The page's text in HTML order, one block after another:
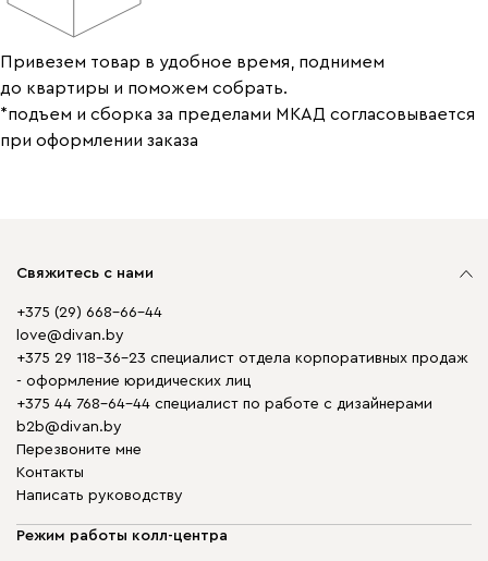
Привезем товар в удобное время, поднимем
до квартиры и поможем собрать.
*подъем и сборка за пределами МКАД согласовывается
при оформлении заказа
Свяжитесь с нами
+375 (29) 668-66-44
love@divan.by
+375 29 118-36-23 специалист отдела корпоративных продаж
- оформление юридических лиц
+375 44 768-64-44 специалист по работе с дизайнерами
b2b@divan.by
Перезвоните мне
Контакты
Написать руководству
Режим работы колл-центра